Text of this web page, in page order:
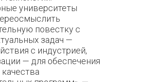
университеты
повестку с
задач —
с индустрией,
— для обеспечения